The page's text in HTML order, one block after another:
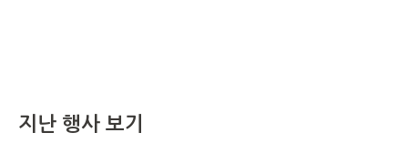
지난 행사 보기